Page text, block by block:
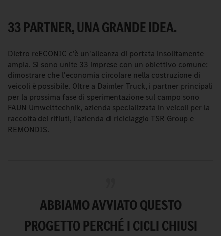
33 PARTNER, UNA GRANDE IDEA.
Dietro reECONIC c'è un'alleanza di portata insolitamente
ampia. Si sono unite 33 imprese con un obiettivo comune:
dimostrare che l'economia circolare nella costruzione di
veicoli è possibile. Oltre a Daimler Truck, i partner principali
per la prossima fase di sperimentazione sul campo sono
FAUN Umwelttechnik, azienda specializzata in veicoli per la
raccolta dei rifiuti, l'azienda di riciclaggio TSR Group e
REMONDIS.
ABBIAMO AVVIATO QUESTO
PROGETTO PERCHÉ I CICLI CHIUSI